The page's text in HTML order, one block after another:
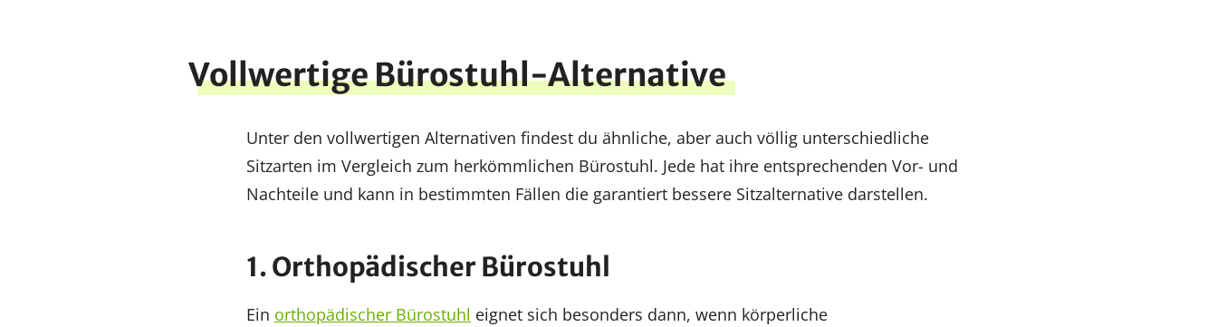
Vollwertige Bürostuhl-Alternative
Unter den vollwertigen Alternativen findest du ähnliche, aber auch völlig unterschiedliche
Sitzarten im Vergleich zum herkömmlichen Bürostuhl. Jede hat ihre entsprechenden Vor- und
Nachteile und kann in bestimmten Fällen die garantiert bessere Sitzalternative darstellen.
1. Orthopädischer Bürostuhl
Ein orthopädischer Bürostuhl eignet sich besonders dann, wenn körperliche